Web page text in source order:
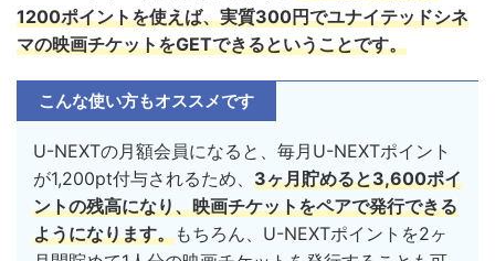
1200ポイントを使えば、実質300円でユナイテッドシネ
マの映画チケットをGETできるということです。
こんな使い方もオススメです
U-NEXTの月額会員になると、毎月U-NEXTポイント
が1,200pt付与されるため、 3ヶ月貯めると3,600ポイ
ントの残高になり、映画チケットをペアで発行できる
ようになります。もちろん、U-NEXTポイントを2ヶ